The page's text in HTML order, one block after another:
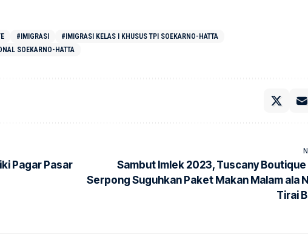
#IMIGRASI
#IMIGRASI KELAS I KHUSUS TPI SOEKARNO-HATTA
SOEKARNO-HATTA
Pagar Pasar
Sambut Imlek 2023, Tuscany
Serpong Suguhkan Paket Makan Malam ala
Tirai